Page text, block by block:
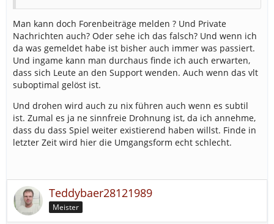
Man kann doch Forenbeiträge melden ? Und Private
Nachrichten auch? Oder sehe ich das falsch? Und wenn ich
da was gemeldet habe ist bisher auch immer was passiert.
Und ingame kann man durchaus finde ich auch erwarten,
dass sich Leute an den Support wenden. Auch wenn das vlt
suboptimal gelöst ist.
Und drohen wird auch zu nix führen auch wenn es subtil
ist. Zumal es ja ne sinnfreie Drohnung ist, da ich annehme,
dass du dass Spiel weiter existierend haben willst. Finde in
letzter Zeit wird hier die Umgangsform echt schlecht.
Teddybaer28121989
Meister